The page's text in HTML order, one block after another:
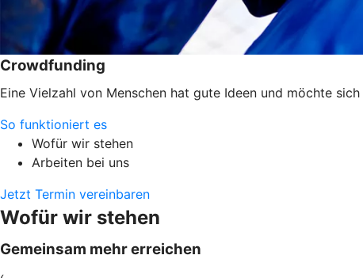
Crowdfunding
Eine Vielzahl von Menschen hat gute Ideen und möchte
So funktioniert es
Wofür wir stehen
Arbeiten bei uns
Jetzt Termin vereinbaren
Wofür wir stehen
Gemeinsam mehr erreichen